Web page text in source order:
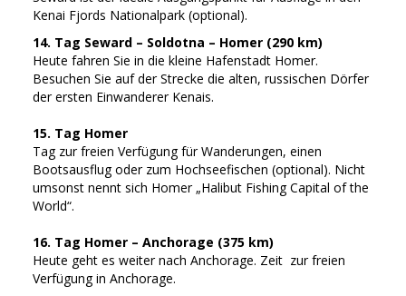
Kenai Fjords Nationalpark (optional).
14. Tag Seward – Soldotna – Homer (290 km)
Heute fahren Sie in die kleine Hafenstadt Homer.
Besuchen Sie auf der Strecke die alten, russischen Dörfer
der ersten Einwanderer Kenais.
15. Tag Homer
Tag zur freien Verfügung für Wanderungen, einen
Bootsausflug oder zum Hochseefischen (optional). Nicht
umsonst nennt sich Homer „Halibut Fishing Capital of the
World“.
16. Tag Homer – Anchorage (375 km)
Heute geht es weiter nach Anchorage. Zeit zur freien
Verfügung in Anchorage.